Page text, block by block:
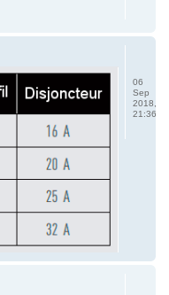
06
Sep
2018,
21:36